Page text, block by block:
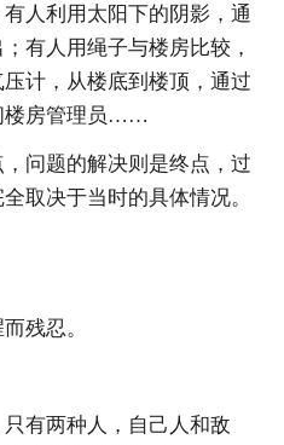
人利用太阳下的阴影，通
有人用绳子与楼房比较，
计，从楼底到楼顶，通过
楼房管理员……
问题的解决则是终点，过
取决于当时的具体情况。
残忍。
有两种人，自己人和敌